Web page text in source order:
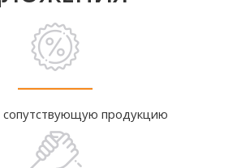
сопутствующую продукцию